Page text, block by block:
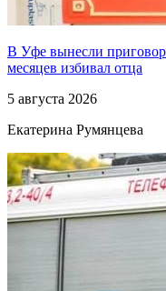
В Уфе вынесли
месяцев избивал отца
5 августа 2026
Екатерина Румянцева